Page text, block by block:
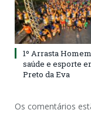
1º Arrasta
saúde e esporte
Preto da Eva
Os comentários